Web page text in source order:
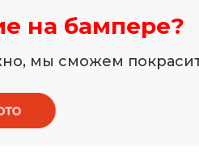
на бампере?
мы сможем